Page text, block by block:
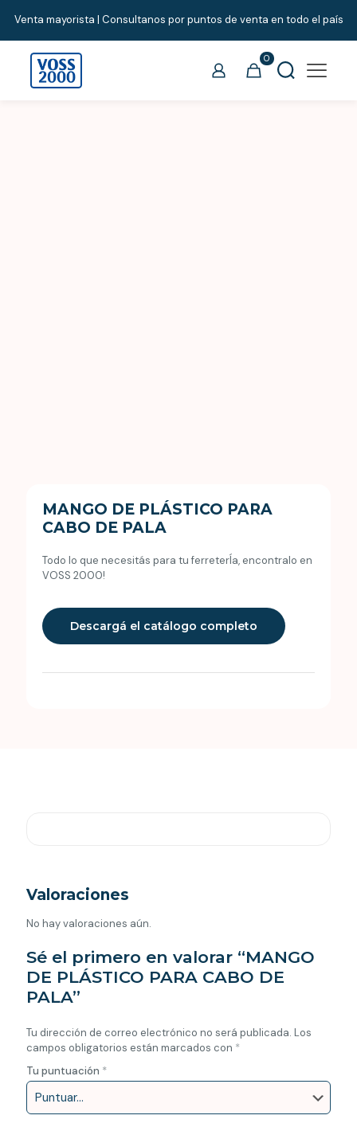
Venta mayorista | Consultanos por puntos de venta en todo el país
0
MANGO DE PLÁSTICO PARA
CABO DE PALA
Todo lo que necesitás para tu ferreterÍa, encontralo en
VOSS 2000!
Descargá el catálogo completo
Valoraciones
No hay valoraciones aún.
Sé el primero en valorar “MANGO
DE PLÁSTICO PARA CABO DE
PALA”
Tu dirección de correo electrónico no será publicada. Los
campos obligatorios están marcados con *
Tu puntuación *